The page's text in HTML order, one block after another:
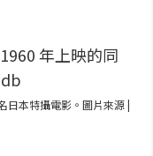
日本特攝電影。圖片來源 |